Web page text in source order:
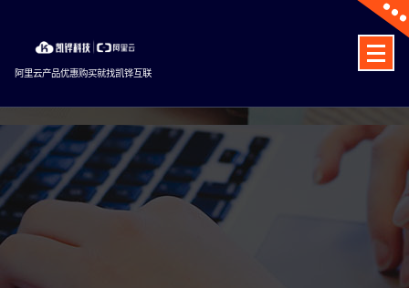
content
阿里云产品优惠购买就找凯铧互联